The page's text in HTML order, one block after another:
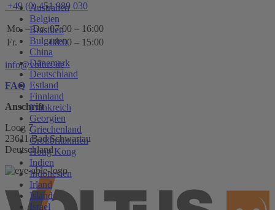
Australien
Belgien
Brasilien
Bulgarien
China
Dänemark
Deutschland
Estland
Finnland
Frankreich
Georgien
Griechenland
Großbritannien
Hong Kong
Indien
Indonesien
Irland
Island
Israel
+49 (0) 451 989 030
Mo. – Do. 07:00 – 16:00
Fr.
08:00 – 15:00
info@voltus.de
FAQ
Anschrift
Loog 7
23611 Bad Schwartau
Deutschland